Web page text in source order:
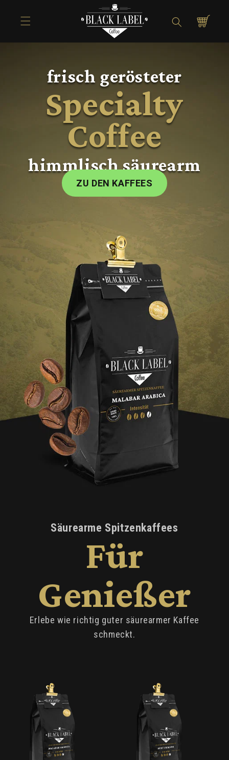
Inhalt
Warenkorb
frisch gerösteter
Specialty
Coffee
himmlisch säurearm
ZU DEN KAFFEES
Säurearme Spitzenkaffees
Für
Genießer
Erlebe wie richtig guter säurearmer Kaffee
schmeckt.